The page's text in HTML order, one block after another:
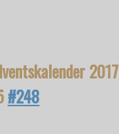
2017
#248